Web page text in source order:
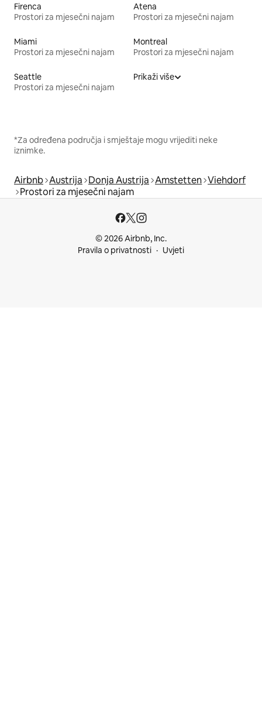
Firenca
Prostori za mjesečni najam
Atena
Prostori za mjesečni najam
Miami
Prostori za mjesečni najam
Montreal
Prostori za mjesečni najam
Seattle
Prostori za mjesečni najam
Prikaži više
*Za određena područja i smještaje mogu vrijediti neke
iznimke.
Airbnb Austrija Donja Austrija Amstetten Viehdorf
Prostori za mjesečni najam
© 2026 Airbnb, Inc.
Pravila o privatnosti
Uvjeti